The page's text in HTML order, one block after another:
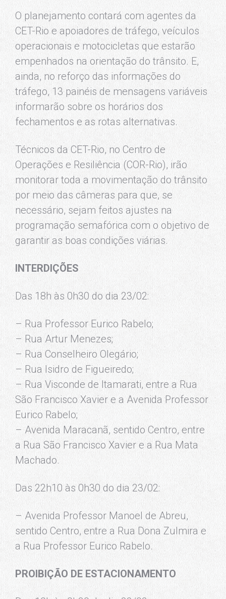
O planejamento contará com agentes da
CET-Rio e apoiadores de tráfego, veículos
operacionais e motocicletas que estarão
empenhados na orientação do trânsito. E,
ainda, no reforço das informações do
tráfego, 13 painéis de mensagens variáveis
informarão sobre os horários dos
fechamentos e as rotas alternativas.
Técnicos da CET-Rio, no Centro de
Operações e Resiliência (COR-Rio), irão
monitorar toda a movimentação do trânsito
por meio das câmeras para que, se
necessário, sejam feitos ajustes na
programação semafórica com o objetivo de
garantir as boas condições viárias.
INTERDIÇÕES
Das 18h às 0h30 do dia 23/02:
– Rua Professor Eurico Rabelo;
– Rua Artur Menezes;
– Rua Conselheiro Olegário;
– Rua Isidro de Figueiredo;
– Rua Visconde de Itamarati, entre a Rua
São Francisco Xavier e a Avenida Professor
Eurico Rabelo;
– Avenida Maracanã, sentido Centro, entre
a Rua São Francisco Xavier e a Rua Mata
Machado.
Das 22h10 às 0h30 do dia 23/02:
– Avenida Professor Manoel de Abreu,
sentido Centro, entre a Rua Dona Zulmira e
a Rua Professor Eurico Rabelo.
PROIBIÇÃO DE ESTACIONAMENTO